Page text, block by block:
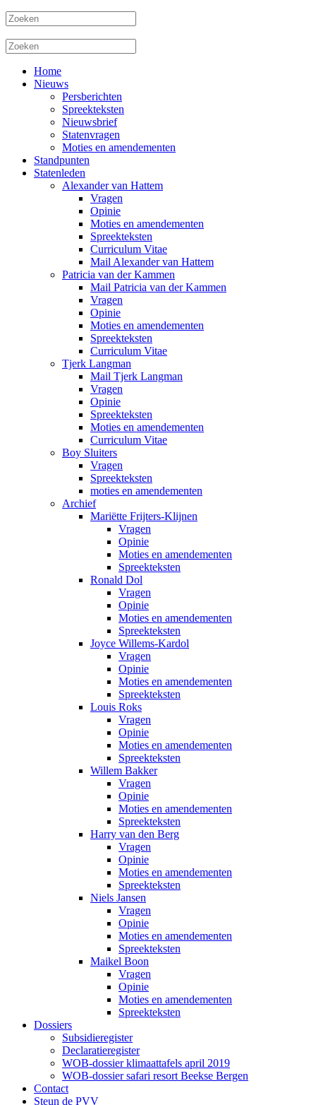
Home
Nieuws
Persberichten
Spreekteksten
Nieuwsbrief
Statenvragen
Moties en amendementen
Standpunten
Statenleden
Alexander van Hattem
Vragen
Opinie
Moties en amendementen
Spreekteksten
Curriculum Vitae
Mail Alexander van Hattem
Patricia van der Kammen
Mail Patricia van der Kammen
Vragen
Opinie
Moties en amendementen
Spreekteksten
Curriculum Vitae
Tjerk Langman
Mail Tjerk Langman
Vragen
Opinie
Spreekteksten
Moties en amendementen
Curriculum Vitae
Boy Sluiters
Vragen
Spreekteksten
moties en amendementen
Archief
Mariëtte Frijters-Klijnen
Vragen
Opinie
Moties en amendementen
Spreekteksten
Ronald Dol
Vragen
Opinie
Moties en amendementen
Spreekteksten
Joyce Willems-Kardol
Vragen
Opinie
Moties en amendementen
Spreekteksten
Louis Roks
Vragen
Opinie
Moties en amendementen
Spreekteksten
Willem Bakker
Vragen
Opinie
Moties en amendementen
Spreekteksten
Harry van den Berg
Vragen
Opinie
Moties en amendementen
Spreekteksten
Niels Jansen
Vragen
Opinie
Moties en amendementen
Spreekteksten
Maikel Boon
Vragen
Opinie
Moties en amendementen
Spreekteksten
Dossiers
Subsidieregister
Declaratieregister
WOB-dossier klimaattafels april 2019
WOB-dossier safari resort Beekse Bergen
Contact
Steun de PVV